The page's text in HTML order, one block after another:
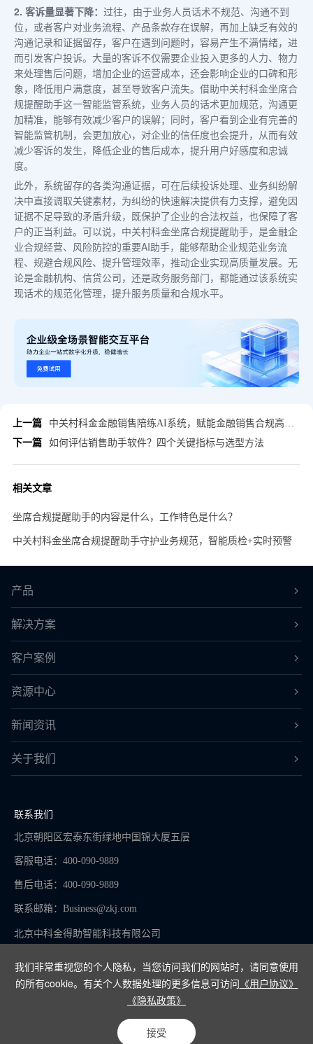
我们非常重视您的个人隐私，当您访问我们的网站时，请同意使用
的所有cookie。有关个人数据处理的更多信息可访问 《用户协议》
《隐私政策》
接受
2. 客诉量显著下降： 过往，由于业务人员话术不规范、沟通不到
位，或者客户对业务流程、产品条款存在误解，再加上缺乏有效的
沟通记录和证据留存，客户在遇到问题时，容易产生不满情绪，进
而引发客户投诉。大量的客诉不仅需要企业投入更多的人力、物力
来处理售后问题，增加企业的运营成本，还会影响企业的口碑和形
象，降低用户满意度，甚至导致客户流失。借助中关村科金坐席合
规提醒助手这一智能监管系统，业务人员的话术更加规范，沟通更
加精准，能够有效减少客户的误解；同时，客户看到企业有完善的
智能监管机制，会更加放心，对企业的信任度也会提升，从而有效
减少客诉的发生，降低企业的售后成本，提升用户好感度和忠诚
度。
此外，系统留存的各类沟通证据，可在后续投诉处理、业务纠纷解
决中直接调取关键素材，为纠纷的快速解决提供有力支撑，避免因
证据不足导致的矛盾升级，既保护了企业的合法权益，也保障了客
户的正当利益。可以说，中关村科金坐席合规提醒助手，是金融企
业合规经营、风险防控的重要AI助手，能够帮助企业规范业务流
程、规避合规风险、提升管理效率，推动企业实现高质量发展。无
论是金融机构、信贷公司，还是政务服务部门，都能通过该系统实
现话术的规范化管理，提升服务质量和合规水平。
上一篇
中关村科金金融销售陪练AI系统，赋能金融销售合规高效成长降本增效
下一篇
如何评估销售助手软件？四个关键指标与选型方法
相关文章
坐席合规提醒助手的内容是什么，工作特色是什么？
中关村科金坐席合规提醒助手守护业务规范，智能质检+实时预警
产品
解决方案
客户案例
资源中心
新闻资讯
关于我们
联系我们
北京朝阳区宏泰东街绿地中国锦大厦五层
客服电话：400-090-9889
售后电话：400-090-9889
联系邮箱： Business@zkj.com
北京中科金得助智能科技有限公司
京ICP备16065273号-9
Copyright © 2024